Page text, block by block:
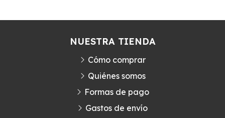
NUESTRA TIENDA
Cómo comprar
Quiénes somos
Formas de pago
Gastos de envío